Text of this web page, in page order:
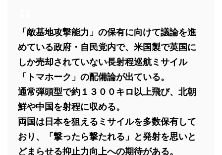
「敵基地攻撃能力」の保有に向けて議論を進
めている政府・自民党内で、米国製で英国に
しか売却されていない長射程巡航ミサイル
「トマホーク」の配備論が出ている。
通常弾頭型で約１３００キロ以上飛び、北朝
鮮や中国を射程に収める。
両国は日本を狙えるミサイルを多数保有して
おり、「撃ったら撃たれる」と発射を思いと
どまらせる抑止力向上への期待がある。